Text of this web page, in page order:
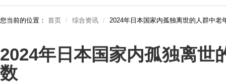
您当前的位置： 首页 综合资讯 2024年日本国家内孤独离世的人群中老
2024年日本国家内孤独离世
数